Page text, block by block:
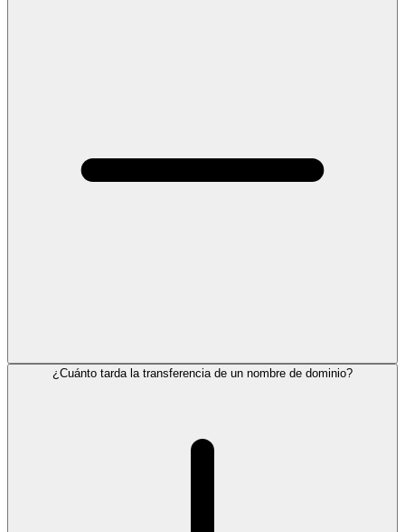
¿Cuánto tarda la transferencia de un nombre de dominio?